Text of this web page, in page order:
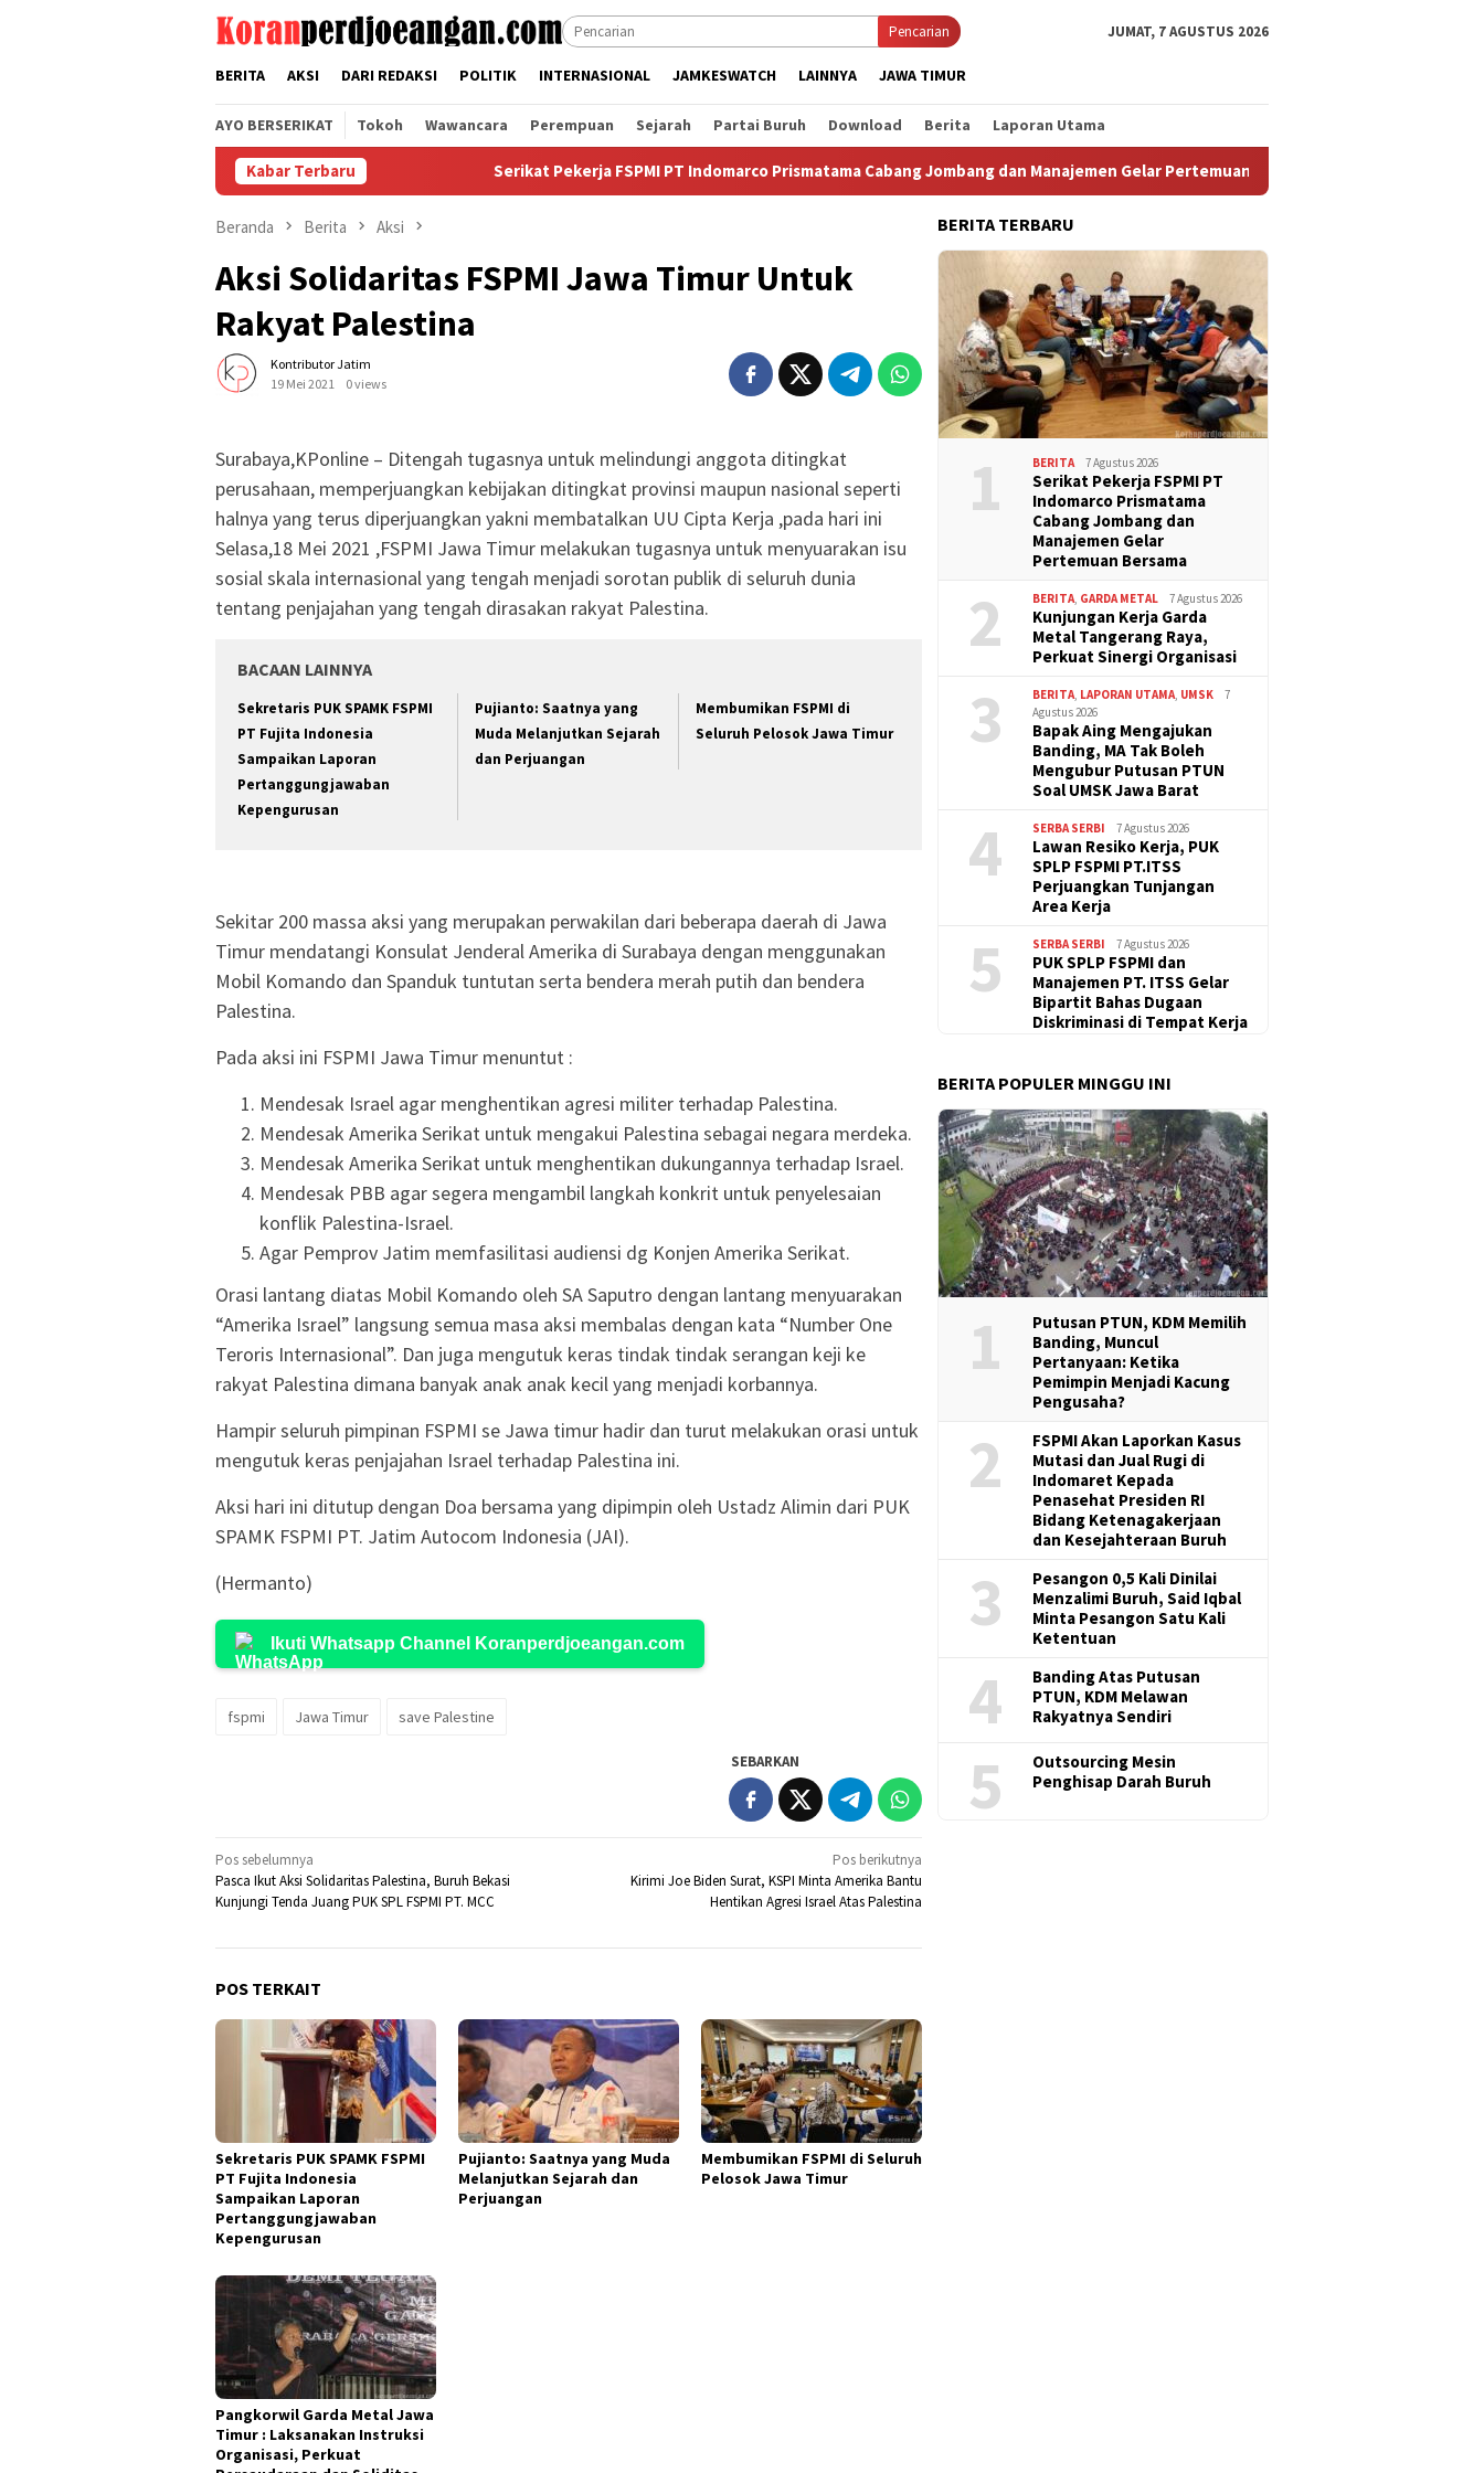
Pencarian JUMAT, 7 AGUSTUS 2026
BERITA AKSI DARI REDAKSI POLITIK INTERNASIONAL JAMKESWATCH LAINNYA JAWA TIMUR
AYO BERSERIKAT Tokoh Wawancara Perempuan Sejarah Partai Buruh Download Berita Laporan Utama
Kabar Terbaru Serikat Pekerja FSPMI PT Indomarco Prismatama Cabang Jombang dan Manajemen Gelar Pertemuan Bersama
Beranda Berita Aksi
Aksi Solidaritas FSPMI Jawa Timur Untuk
Rakyat Palestina
Kontributor Jatim
19 Mei 2021
0 views
Surabaya,KPonline – Ditengah tugasnya untuk melindungi anggota ditingkat
perusahaan, memperjuangkan kebijakan ditingkat provinsi maupun nasional seperti
halnya yang terus diperjuangkan yakni membatalkan UU Cipta Kerja ,pada hari ini
Selasa,18 Mei 2021 ,FSPMI Jawa Timur melakukan tugasnya untuk menyuarakan isu
sosial skala internasional yang tengah menjadi sorotan publik di seluruh dunia
tentang penjajahan yang tengah dirasakan rakyat Palestina.
BACAAN LAINNYA
Sekretaris PUK SPAMK FSPMI
PT Fujita Indonesia
Sampaikan Laporan
Pertanggungjawaban
Kepengurusan
Pujianto: Saatnya yang
Muda Melanjutkan Sejarah
dan Perjuangan
Membumikan FSPMI di
Seluruh Pelosok Jawa Timur
Sekitar 200 massa aksi yang merupakan perwakilan dari beberapa daerah di Jawa
Timur mendatangi Konsulat Jenderal Amerika di Surabaya dengan menggunakan
Mobil Komando dan Spanduk tuntutan serta bendera merah putih dan bendera
Palestina.
Pada aksi ini FSPMI Jawa Timur menuntut :
Mendesak Israel agar menghentikan agresi militer terhadap Palestina.
Mendesak Amerika Serikat untuk mengakui Palestina sebagai negara merdeka.
Mendesak Amerika Serikat untuk menghentikan dukungannya terhadap Israel.
Mendesak PBB agar segera mengambil langkah konkrit untuk penyelesaian
konflik Palestina-Israel.
Agar Pemprov Jatim memfasilitasi audiensi dg Konjen Amerika Serikat.
Orasi lantang diatas Mobil Komando oleh SA Saputro dengan lantang menyuarakan
“Amerika Israel” langsung semua masa aksi membalas dengan kata “Number One
Teroris Internasional”. Dan juga mengutuk keras tindak tindak serangan keji ke
rakyat Palestina dimana banyak anak anak kecil yang menjadi korbannya.
Hampir seluruh pimpinan FSPMI se Jawa timur hadir dan turut melakukan orasi untuk
mengutuk keras penjajahan Israel terhadap Palestina ini.
Aksi hari ini ditutup dengan Doa bersama yang dipimpin oleh Ustadz Alimin dari PUK
SPAMK FSPMI PT. Jatim Autocom Indonesia (JAI).
(Hermanto)
Ikuti Whatsapp Channel Koranperdjoeangan.com
fspmi Jawa Timur save Palestine
SEBARKAN
Navigasi
pos
Pos sebelumnya
Pasca Ikut Aksi Solidaritas Palestina, Buruh Bekasi
Kunjungi Tenda Juang PUK SPL FSPMI PT. MCC
Pos berikutnya
Kirimi Joe Biden Surat, KSPI Minta Amerika Bantu
Hentikan Agresi Israel Atas Palestina
POS TERKAIT
Sekretaris PUK SPAMK FSPMI
PT Fujita Indonesia
Sampaikan Laporan
Pertanggungjawaban
Kepengurusan
Pujianto: Saatnya yang Muda
Melanjutkan Sejarah dan
Perjuangan
Membumikan FSPMI di Seluruh
Pelosok Jawa Timur
Pangkorwil Garda Metal Jawa
Timur : Laksanakan Instruksi
Organisasi, Perkuat
BERITA TERBARU
1 BERITA 7 Agustus 2026
Serikat Pekerja FSPMI PT
Indomarco Prismatama
Cabang Jombang dan
Manajemen Gelar
Pertemuan Bersama
2 BERITA GARDA METAL 7 Agustus 2026
Kunjungan Kerja Garda
Metal Tangerang Raya,
Perkuat Sinergi Organisasi
3 BERITA LAPORAN UTAMA UMSK
7
Agustus 2026
Bapak Aing Mengajukan
Banding, MA Tak Boleh
Mengubur Putusan PTUN
Soal UMSK Jawa Barat
4 SERBA SERBI 7 Agustus 2026
Lawan Resiko Kerja, PUK
SPLP FSPMI PT.ITSS
Perjuangkan Tunjangan
Area Kerja
5 SERBA SERBI 7 Agustus 2026
PUK SPLP FSPMI dan
Manajemen PT. ITSS Gelar
Bipartit Bahas Dugaan
Diskriminasi di Tempat Kerja
BERITA POPULER MINGGU INI
1
Putusan PTUN, KDM Memilih
Banding, Muncul
Pertanyaan: Ketika
Pemimpin Menjadi Kacung
Pengusaha?
2
FSPMI Akan Laporkan Kasus
Mutasi dan Jual Rugi di
Indomaret Kepada
Penasehat Presiden RI
Bidang Ketenagakerjaan
dan Kesejahteraan Buruh
3
Pesangon 0,5 Kali Dinilai
Menzalimi Buruh, Said Iqbal
Minta Pesangon Satu Kali
Ketentuan
4
Banding Atas Putusan
PTUN, KDM Melawan
Rakyatnya Sendiri
5
Outsourcing Mesin
Penghisap Darah Buruh